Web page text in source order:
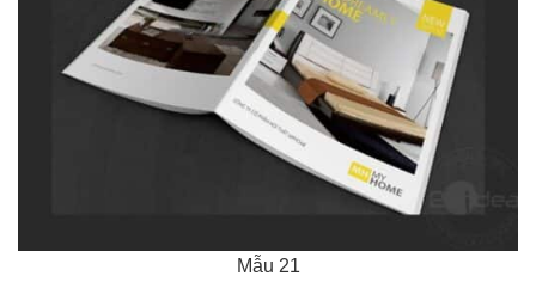
Mẫu 21